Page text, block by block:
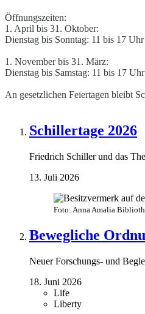
Öffnungszeiten:
1. April bis 31. Oktober:
Dienstag bis Sonntag: 11 bis 17 Uhr
1. November bis 31. März:
Dienstag bis Samstag: 11 bis 17 Uhr
An gesetzlichen Feiertagen bleibt
Schillertage 2026
Friedrich Schiller und das
13. Juli 2026
Foto: Anna Amalia
Bewegliche
Neuer Forschungs- und
18. Juni 2026
Life
Liberty